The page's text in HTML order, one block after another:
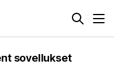
sovellukset